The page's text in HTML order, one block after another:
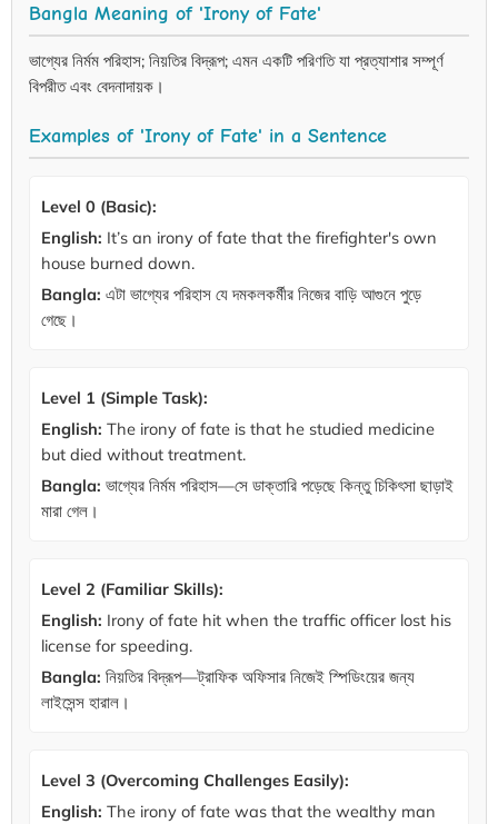
Bangla Meaning of 'Irony of Fate'
ভাগ্যের নির্মম পরিহাস; নিয়তির বিদ্রূপ; এমন একটি পরিণতি যা প্রত্যাশার সম্পূর্ণ
বিপরীত এবং বেদনাদায়ক।
Examples of 'Irony of Fate' in a Sentence
Level 0 (Basic):
English: It’s an irony of fate that the firefighter's own
house burned down.
Bangla: এটা ভাগ্যের পরিহাস যে দমকলকর্মীর নিজের বাড়ি আগুনে পুড়ে
গেছে।
Level 1 (Simple Task):
English: The irony of fate is that he studied medicine
but died without treatment.
Bangla: ভাগ্যের নির্মম পরিহাস—সে ডাক্তারি পড়েছে কিন্তু চিকিৎসা ছাড়াই
মারা গেল।
Level 2 (Familiar Skills):
English: Irony of fate hit when the traffic officer lost his
license for speeding.
Bangla: নিয়তির বিদ্রূপ—ট্রাফিক অফিসার নিজেই স্পিডিংয়ের জন্য
লাইসেন্স হারাল।
Level 3 (Overcoming Challenges Easily):
English: The irony of fate was that the wealthy man